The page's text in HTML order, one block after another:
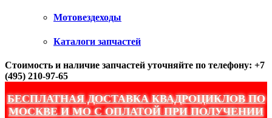
Мотовездеходы
Каталоги запчастей
Стоимость и наличие запчастей уточняйте по телефону: +7
(495) 210-97-65
БЕСПЛАТНАЯ ДОСТАВКА КВАДРОЦИКЛОВ ПО
МОСКВЕ И МО С ОПЛАТОЙ ПРИ ПОЛУЧЕНИИ